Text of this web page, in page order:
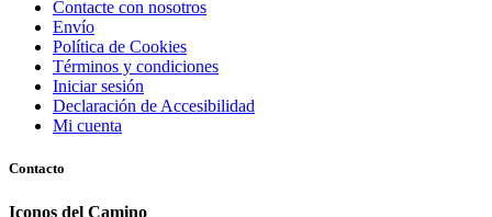
Contacte con nosotros
Envío
Política de Cookies
Términos y condiciones
Iniciar sesión
Declaración de Accesibilidad
Mi cuenta
Contacto
Iconos del Camino